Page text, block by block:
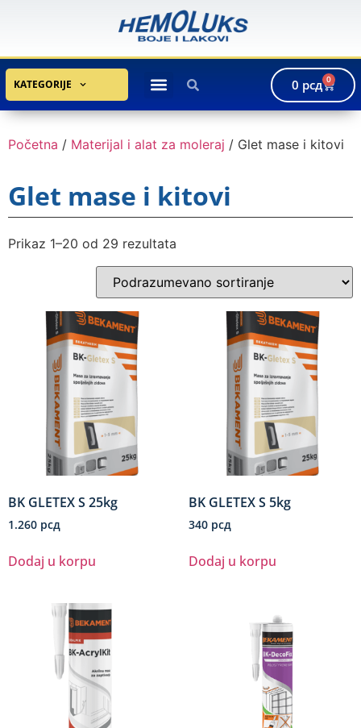
KATEGORIJE 0 рсд 0
Početna / Materijal i alat za moleraj / Glet mase i kitovi
Glet mase i kitovi
Prikaz 1–20 od 29 rezultata
BK GLETEX S 25kg
1.260 рсд
Dodaj u korpu
BK GLETEX S 5kg
340 рсд
Dodaj u korpu